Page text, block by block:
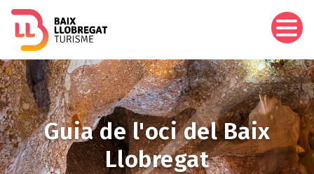
Imagen
Guia de l'oci del Baix
Llobregat